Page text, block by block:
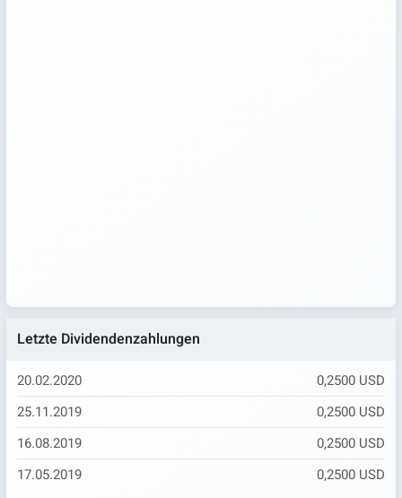
Letzte Dividendenzahlungen
20.02.2020
0,2500 USD
25.11.2019
0,2500 USD
16.08.2019
0,2500 USD
17.05.2019
0,2500 USD